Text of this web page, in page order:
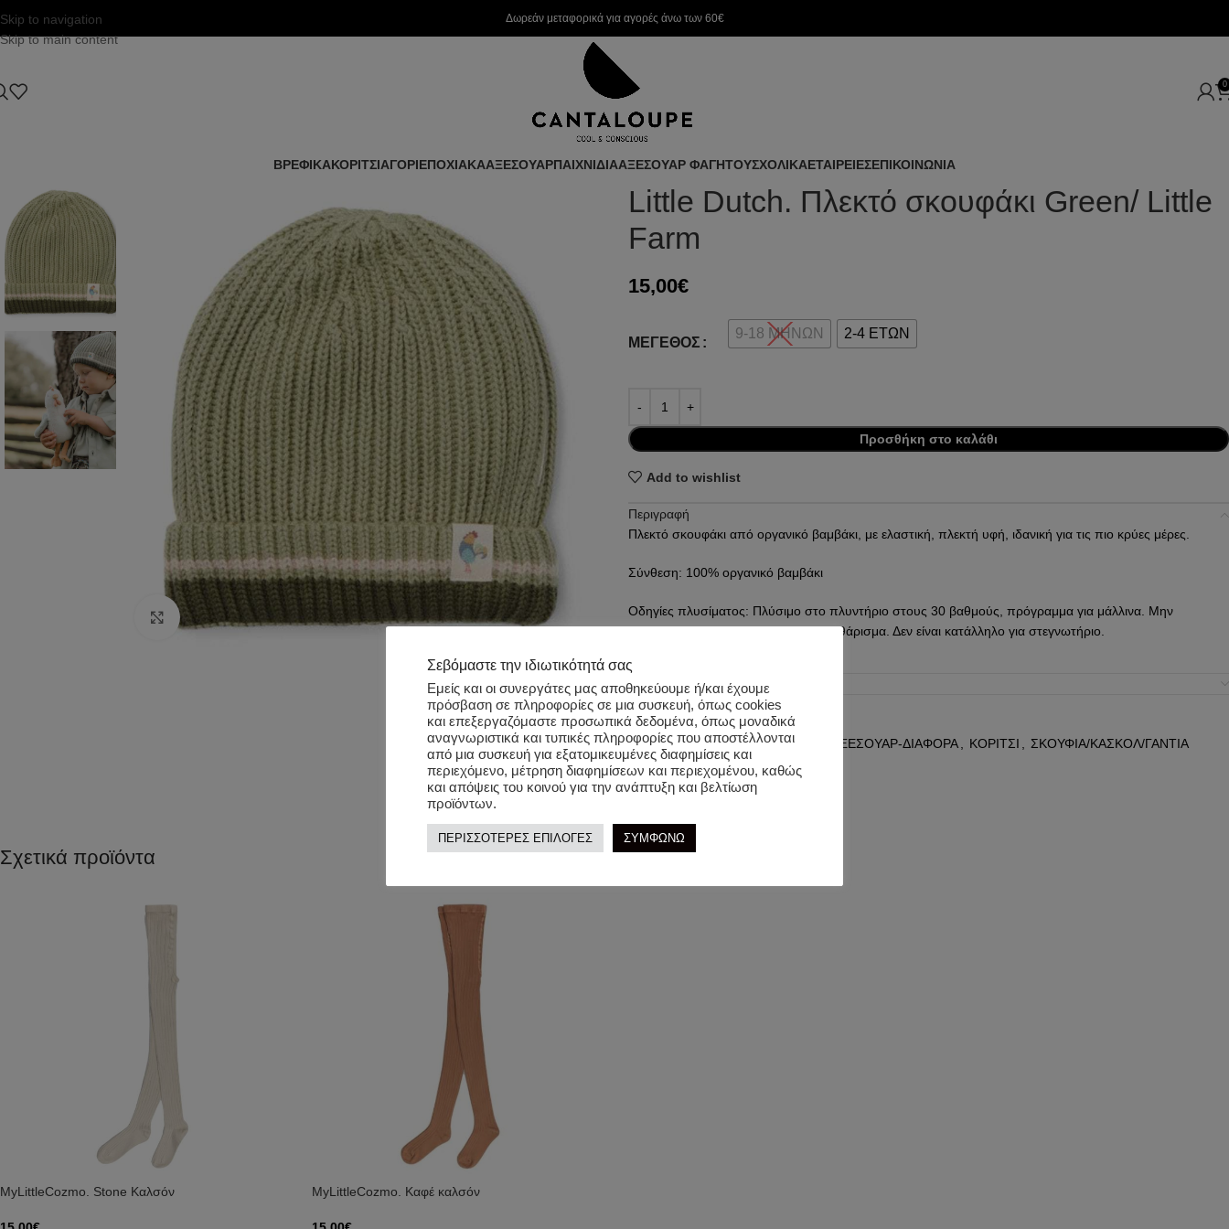
Skip to navigation
Skip to main content
Δωρεάν μεταφορικά για αγορές άνω των 60€
0
ΒΡΕΦΙΚΑΚΟΡΙΤΣΙΑΓΟΡΙΕΠΟΧΙΑΚΑΑΞΕΣΟΥΑΡΠΑΙΧΝΙΔΙΑΑΞΕΣΟΥΑΡ ΦΑΓΗΤΟΥΣΧΟΛΙΚΑΕΤΑΙΡΕΙΕΣΕΠΙΚΟΙΝΩΝΙΑ
Click to enlarge
Little Dutch. Πλεκτό σκουφάκι Green/ Little
Farm
15,00€
ΜΈΓΕΘΟΣ
9-18 ΜΗΝΩΝ 2-4 ΕΤΩΝ
Προσθήκη στο καλάθι
Add to wishlist
Περιγραφή
Πλεκτό σκουφάκι από οργανικό βαμβάκι, με ελαστική, πλεκτή υφή, ιδανική για τις πιο κρύες μέρες.
Σύνθεση: 100% οργανικό βαμβάκι
Οδηγίες πλυσίματος: Πλύσιμο στο πλυντήριο στους 30 βαθμούς, πρόγραμμα για μάλλινα. Μην
σιδερώνετε. Αποφύγετε το στεγνό καθάρισμα. Δεν είναι κατάλληλο για στεγνωτήριο.
Επιπλέον πληροφορίες
Κωδικός προϊόντος:cl240990
Κατηγορίες: ΑΓΟΡΙ, ΑΞΕΣΟΥΑΡ ΑΞΕΣΟΥΑΡ-ΔΙΑΦΟΡΑ ΚΟΡΙΤΣΙ
ΣΚΟΥΦΙΑ/ΚΑΣΚΟΛ/ΓΑΝΤΙΑ
Ετικέτα: LITTLE DUTCH
Share:
Σχετικά προϊόντα
MyLittleCozmo. Stone Καλσόν MyLittleCozmo. Καφέ καλσόν
Σεβόμαστε την ιδιωτικότητά σας
Εμείς και οι συνεργάτες μας αποθηκεύουμε ή/και έχουμε
πρόσβαση σε πληροφορίες σε μια συσκευή, όπως cookies
και επεξεργαζόμαστε προσωπικά δεδομένα, όπως μοναδικά
αναγνωριστικά και τυπικές πληροφορίες που αποστέλλονται
από μια συσκευή για εξατομικευμένες διαφημίσεις και
περιεχόμενο, μέτρηση διαφημίσεων και περιεχομένου, καθώς
και απόψεις του κοινού για την ανάπτυξη και βελτίωση
προϊόντων.
ΠΕΡΙΣΣΟΤΕΡΕΣ ΕΠΙΛΟΓΕΣ ΣΥΜΦΩΝΩ